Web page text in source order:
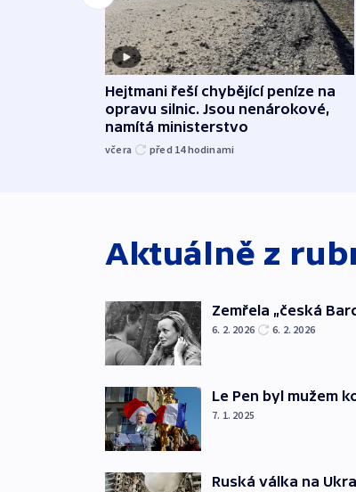
Hejtmani řeší chybějící peníze na
opravu silnic. Jsou nenárokové,
namítá ministerstvo
včera před 14hodinami
Aktuálně z
Zemřela „česká
6. 2. 2026 6. 2. 2026
Le Pen byl mužem
7. 1. 2025
Ruská válka na